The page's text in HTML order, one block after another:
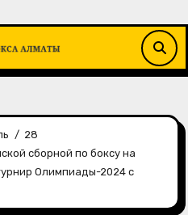
28
сборной по боксу на
Олимпиады-2024 с